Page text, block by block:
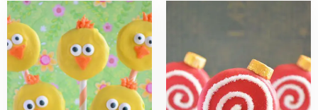
Read
more
about
Oreo
kuiken
pops
Oreo
kerstbal
pops